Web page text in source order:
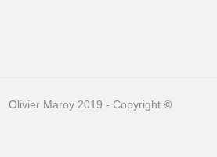
Olivier Maroy 2019 - Copyright©